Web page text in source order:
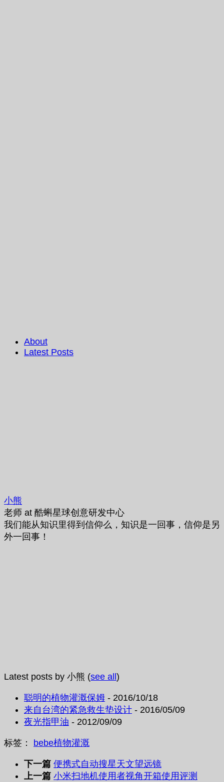
About
Latest Posts
小熊
老师 at 酷蝌星球创意研发中心
我们能从知识里得到信仰么，知识是一回事，信仰是另
外一回事！
Latest posts by 小熊 (see all)
聪明的植物灌溉保姆 - 2016/10/18
来自台湾的紧急救生垫设计 - 2016/05/09
夜光指甲油 - 2012/09/09
标签： bebe植物灌溉
下一篇 便携式自动搜星天文望远镜
上一篇 小米扫地机使用者视角开箱使用评测